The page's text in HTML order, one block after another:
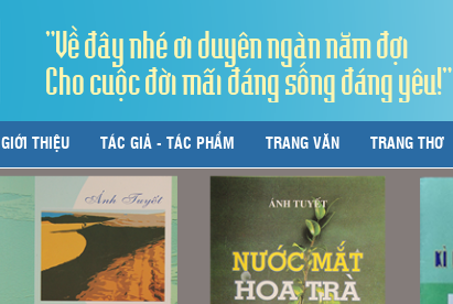
"Về đây nhé ơi duyên ngàn năm đợi
Cho cuộc đời mãi đáng sống đáng yêu!"
GIỚI THIỆU TÁC GIẢ - TÁC PHẨM TRANG VĂN TRANG THƠ